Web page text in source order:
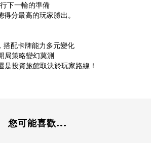
下一輪的準備
分最高的玩家勝出。
搭配卡牌能力多元變化
局策略變幻莫測
是投資旅館取決於玩家路線！
您可能喜歡...